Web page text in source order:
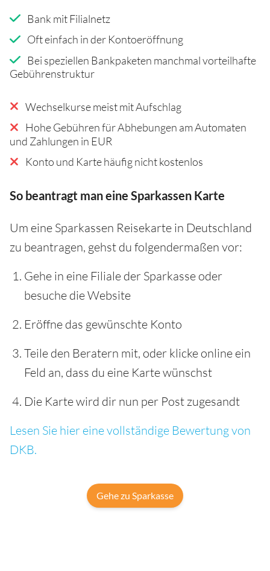
Bank mit Filialnetz
Oft einfach in der Kontoeröffnung
Bei speziellen Bankpaketen manchmal vorteilhafte
Gebührenstruktur
Wechselkurse meist mit Aufschlag
Hohe Gebühren für Abhebungen am Automaten
und Zahlungen in EUR
Konto und Karte häufig nicht kostenlos
So beantragt man eine Sparkassen Karte
Um eine Sparkassen Reisekarte in Deutschland
zu beantragen, gehst du folgendermaßen vor:
Gehe in eine Filiale der Sparkasse oder
besuche die Website
Eröffne das gewünschte Konto
Teile den Beratern mit, oder klicke online ein
Feld an, dass du eine Karte wünschst
Die Karte wird dir nun per Post zugesandt
Lesen Sie hier eine vollständige Bewertung von
DKB.
Gehe zu Sparkasse